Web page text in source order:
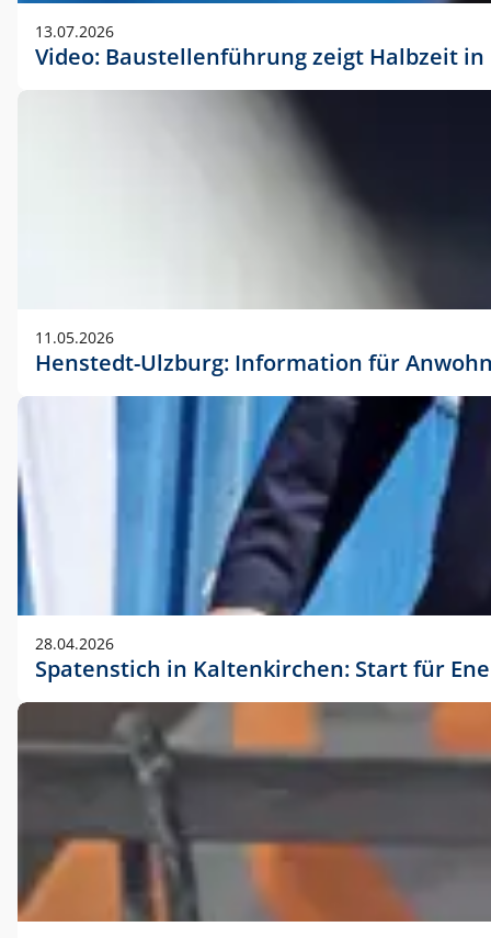
13.07.2026
Video: Baustellenführung zeigt Halbzeit
11.05.2026
Henstedt-Ulzburg: Information für
28.04.2026
Spatenstich in Kaltenkirchen: Start für